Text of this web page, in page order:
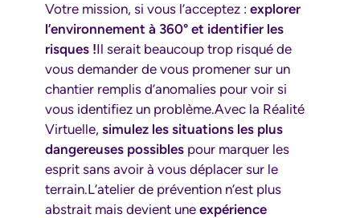
Votre mission, si vous l’acceptez : explorer
l’environnement à 360° et identifier les
risques !Il serait beaucoup trop risqué de
vous demander de vous promener sur un
chantier remplis d’anomalies pour voir si
vous identifiez un problème.Avec la Réalité
Virtuelle, simulez les situations les plus
dangereuses possibles pour marquer les
esprit sans avoir à vous déplacer sur le
terrain.L’atelier de prévention n’est plus
abstrait mais devient une expérience